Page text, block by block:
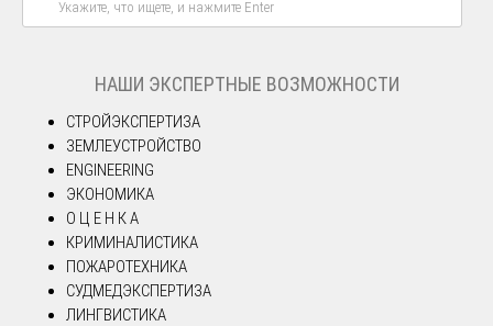
НАШИ ЭКСПЕРТНЫЕ ВОЗМОЖНОСТИ
СТРОЙЭКСПЕРТИЗА
ЗЕМЛЕУСТРОЙСТВО
ENGINEERING
ЭКОНОМИКА
О Ц Е Н К А
КРИМИНАЛИСТИКА
ПОЖАРОТЕХНИКА
СУДМЕДЭКСПЕРТИЗА
ЛИНГВИСТИКА